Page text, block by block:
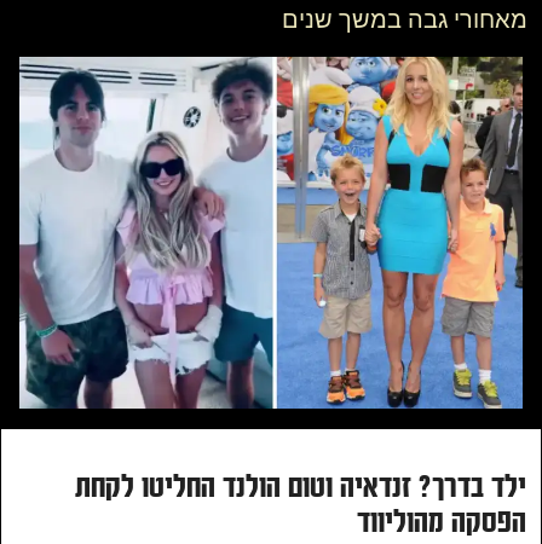
מאחורי גבה במשך שנים
ילד בדרך? זנדאיה וטום הולנד החליטו לקחת
הפסקה מהוליווד